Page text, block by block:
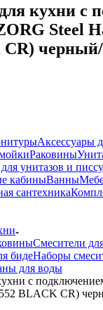
кухни с
Steel
CR)
Аксессуары
Раковины
унитазов и
кабиныВанны
сантехника
Смесители
бидеНаборы
для воды
с
BLACK CR)